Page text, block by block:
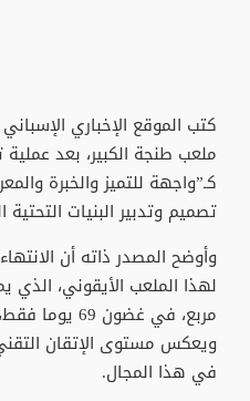
ملعب طنجة الكبير، بعد عملية
كـ”واجهة للتميز والخبرة
تصميم وتدبير البنيات التحتية
وأوضح المصدر ذاته أن
مربع، في
ويعكس مستوى الإتقان
في هذا المجال.